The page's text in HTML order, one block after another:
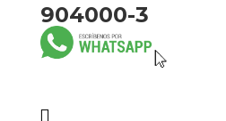
904000-3